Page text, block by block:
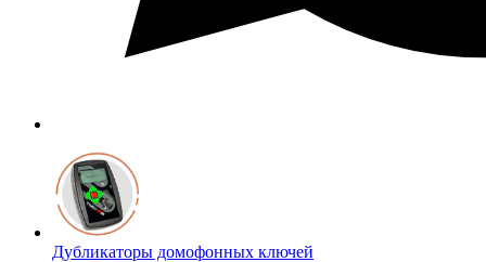
Дубликаторы домофонных ключей